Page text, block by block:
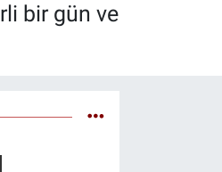
bir gün ve